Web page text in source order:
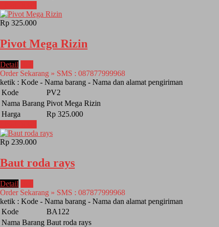
Rp 325.000
Pivot Mega Rizin
Detail
Order Sekarang » SMS : 087877999968
ketik : Kode - Nama barang - Nama dan alamat pengiriman
Kode
PV2
Nama Barang Pivot Mega Rizin
Harga
Rp 325.000
Rp 239.000
Baut roda rays
Detail
Order Sekarang » SMS : 087877999968
ketik : Kode - Nama barang - Nama dan alamat pengiriman
Kode
BA122
Nama Barang Baut roda rays